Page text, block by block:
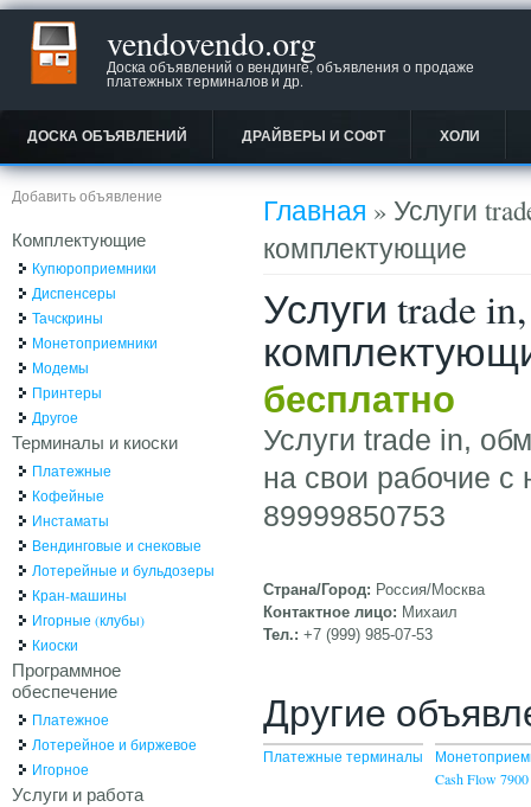
vendovendo.org
Доска объявлений о вендинге, объявления о продаже
платежных терминалов и др.
ДОСКА ОБЪЯВЛЕНИЙ ДРАЙВЕРЫ И СОФТ ХОЛИ
Вы здесь
Главная » Услуги
комплектующие
Услуги trade
бесплатно
Услуги trade in,
на свои рабочие
89999850753
Страна/Город: Россия/Москва
Контактное лицо: Михаил
Тел.: +7 (999) 985-07-53
Другие
Платежные терминалы
Cash Flow 7900
Добавить объявление
Комплектующие
Купюроприемники
Диспенсеры
Тачскрины
Монетоприемники
Модемы
Принтеры
Другое
Терминалы и киоски
Платежные
Кофейные
Инстаматы
Вендинговые и снековые
Лотерейные и бульдозеры
Кран-машины
Игорные (клубы)
Киоски
Программное
обеспечение
Платежное
Лотерейное и биржевое
Игорное
Услуги и работа